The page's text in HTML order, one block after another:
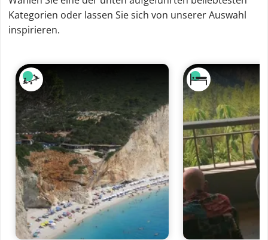
Kategorien oder lassen Sie sich von unserer Auswahl
inspirieren.